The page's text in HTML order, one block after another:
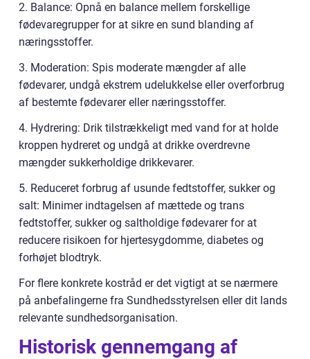
2. Balance: Opnå en balance mellem forskellige
fødevaregrupper for at sikre en sund blanding af
næringsstoffer.
3. Moderation: Spis moderate mængder af alle
fødevarer, undgå ekstrem udelukkelse eller overforbrug
af bestemte fødevarer eller næringsstoffer.
4. Hydrering: Drik tilstrækkeligt med vand for at holde
kroppen hydreret og undgå at drikke overdrevne
mængder sukkerholdige drikkevarer.
5. Reduceret forbrug af usunde fedtstoffer, sukker og
salt: Minimer indtagelsen af mættede og trans
fedtstoffer, sukker og saltholdige fødevarer for at
reducere risikoen for hjertesygdomme, diabetes og
forhøjet blodtryk.
For flere konkrete kostråd er det vigtigt at se nærmere
på anbefalingerne fra Sundhedsstyrelsen eller dit lands
relevante sundhedsorganisation.
Historisk gennemgang af